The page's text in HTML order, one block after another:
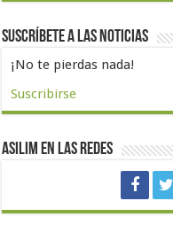
Suscríbete a las noticias
¡No te pierdas nada!
Suscribirse
Asilim en las redes